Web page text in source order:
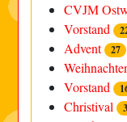
CVJM
Vorstand
Advent 27
Vorstand
Christival 3